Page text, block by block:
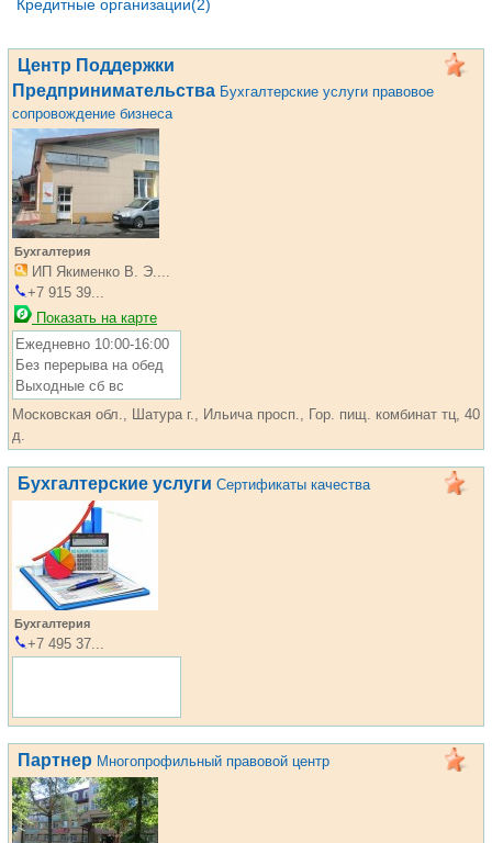
Кредитные организации(2)
Центр Поддержки
Предпринимательства Бухгалтерские услуги правовое
сопровождение бизнеса
Бухгалтерия
ИП Якименко В. Э....
+7 915 39...
Показать на карте
Ежедневно 10:00-16:00
Без перерыва на обед
Выходные сб вс
Московская обл., Шатура г., Ильича просп., Гор. пищ. комбинат тц, 40
д.
Бухгалтерские услуги Сертификаты качества
Бухгалтерия
+7 495 37...
Партнер Многопрофильный правовой центр